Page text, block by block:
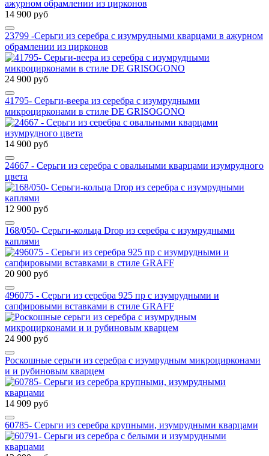
14 900 руб
23799 -Серьги из серебра с изумрудными кварцами в ажурном
обрамлении из цирконов
24 900 руб
41795- Серьги-веера из серебра с изумрудными
микроцирконами в стиле DE GRISOGONO
14 900 руб
24667 - Серьги из серебра с овальными кварцами изумрудного
цвета
12 900 руб
168/050- Серьги-кольца Drop из серебра с изумрудными
каплями
20 900 руб
496075 - Серьги из серебра 925 пр с изумрудными и
сапфировыми вставками в стиле GRAFF
24 900 руб
Роскошные серьги из серебра с изумрудным микроцирконами
и и рубиновым кварцем
14 909 руб
60785- Серьги из серебра крупными, изумрудными кварцами